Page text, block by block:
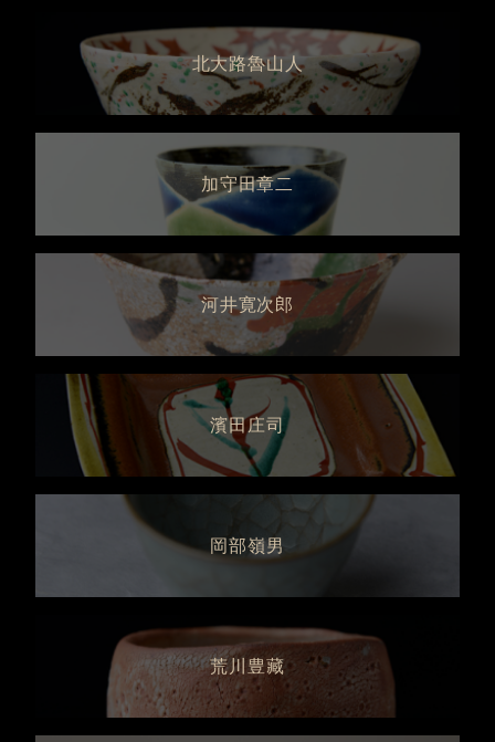
北大路魯山人
加守田章二
河井寛次郎
濱田庄司
岡部嶺男
荒川豊藏